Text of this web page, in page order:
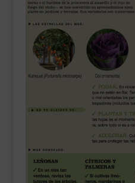
___________________________
VEURE EN CATALÀ